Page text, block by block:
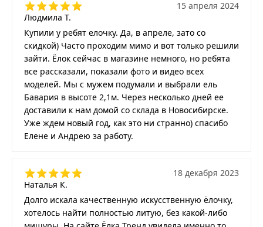
Людмила Т.
15 апреля 2024
Купили у ребят елочку. Да, в апреле, зато со
скидкой) Часто проходим мимо и вот только решили
зайти. Ёлок сейчас в магазине немного, но ребята
все рассказали, показали фото и видео всех
моделей. Мы с мужем подумали и выбрали ель
Бавария в высоте 2,1м. Через несколько дней ее
доставили к нам домой со склада в Новосибирске.
Уже ждем новый год, как это ни странно) спасибо
Елене и Андрею за работу.
Наталья К.
18 декабря 2023
Долго искала качественную искусственную ёлочку,
хотелось найти полностью литую, без какой-либо